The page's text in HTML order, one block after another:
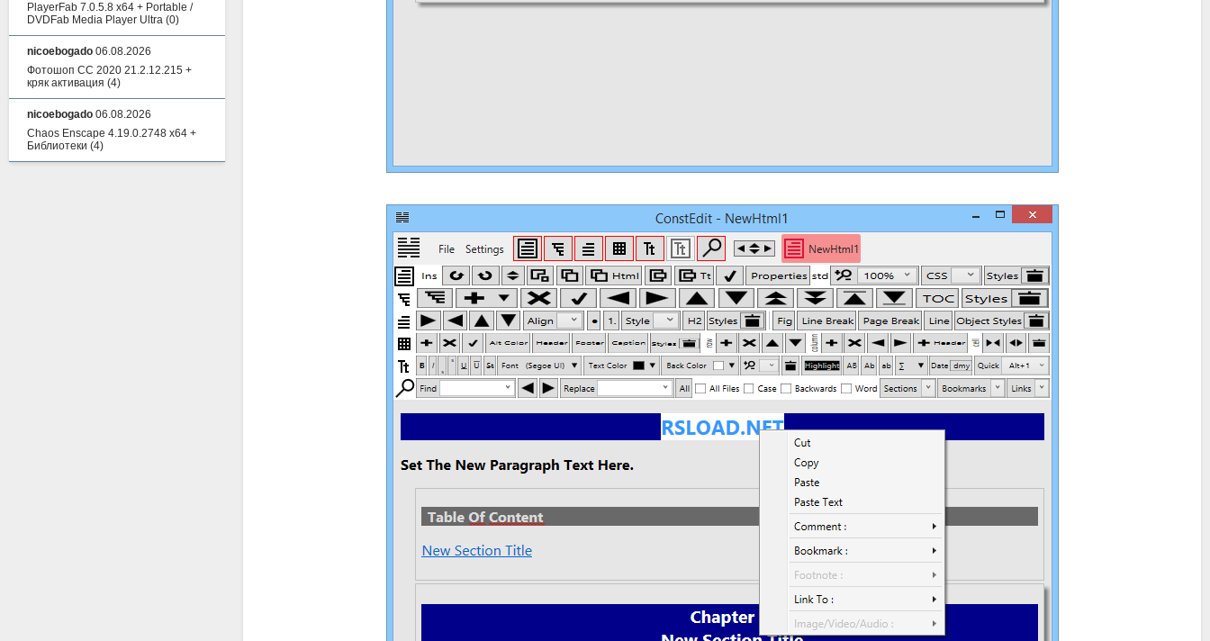
PlayerFab 7.0.5.8 x64 + Portable /
DVDFab Media Player Ultra (0)
nicoebogado 06.08.2026
Фотошоп СС 2020 21.2.12.215 +
кряк активация (4)
nicoebogado 06.08.2026
Chaos Enscape 4.19.0.2748 x64 +
Библиотеки (4)